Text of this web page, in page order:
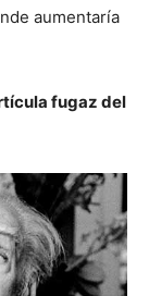
aumentaría
fugaz del